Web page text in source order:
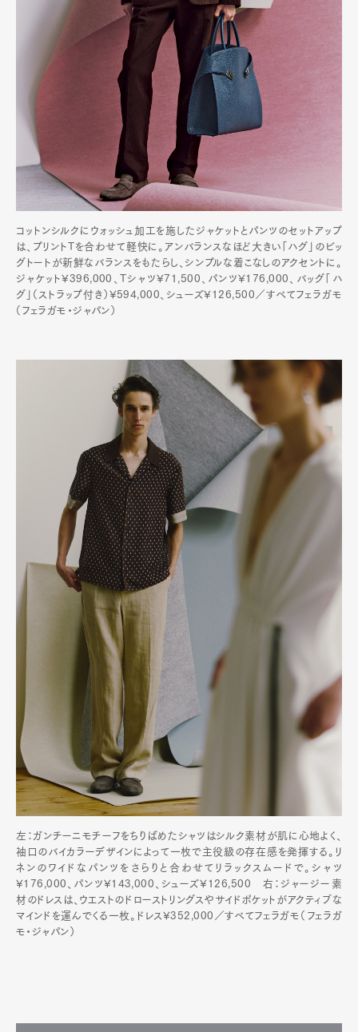
コットンシルクにウォッシュ加工を施したジャケットとパンツのセットアップ
は、プリントTを合わせて軽快に。アンバランスなほど大きい「ハグ」のビッ
グトートが新鮮なバランスをもたらし、シンプルな着こなしのアクセントに。
ジャケット¥396,000、Tシャツ¥71,500、パンツ¥176,000、バッグ「ハ
グ」（ストラップ付き）¥594,000、シューズ¥126,500／すべてフェラガモ
（フェラガモ・ジャパン）
左：ガンチーニモチーフをちりばめたシャツはシルク素材が肌に心地よく、
袖口のバイカラーデザインによって一枚で主役級の存在感を発揮する。リ
ネンのワイドなパンツをさらりと合わせてリラックスムードで。シャツ
¥176,000、パンツ¥143,000、シューズ¥126,500 右：ジャージー素
材のドレスは、ウエストのドローストリングスやサイドポケットがアクティブな
マインドを運んでくる一枚。ドレス¥352,000／すべてフェラガモ（フェラガ
モ・ジャパン）